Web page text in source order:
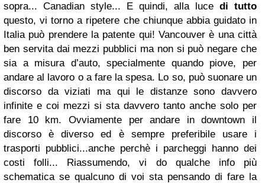
sopra... Canadian style...
E quindi, alla luce di tutto
questo, vi torno a ripetere che chiunque abbia guidato in
Italia può prendere la patente qui! Vancouver è una città
ben servita dai mezzi pubblici ma non si può negare che
sia a misura d’auto, specialmente quando piove, per
andare al lavoro o a fare la spesa. Lo so, può suonare un
discorso da viziati ma qui le distanze sono davvero
infinite e coi mezzi si sta davvero tanto anche solo per
fare 10 km. Ovviamente per andare in downtown il
discorso è diverso ed è sempre preferibile usare i
trasporti pubblici...anche perchè i parcheggi hanno dei
costi folli... Riassumendo, vi do qualche info più
schematica se qualcuno di voi sta pensando di fare la